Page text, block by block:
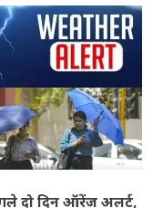
दो दिन ऑरेंज अलर्ट,